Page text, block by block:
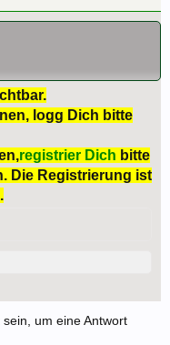
logg Dich bitte
registrier Dich bitte
Die Registrierung ist
um eine Antwort